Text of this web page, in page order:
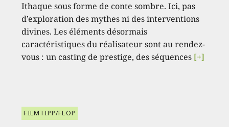
Ithaque sous forme de conte sombre. Ici, pas
d’exploration des mythes ni des interventions
divines. Les éléments désormais
caractéristiques du réalisateur sont au rendez-
vous : un casting de prestige, des séquences [+]
FILMTIPP/FLOP